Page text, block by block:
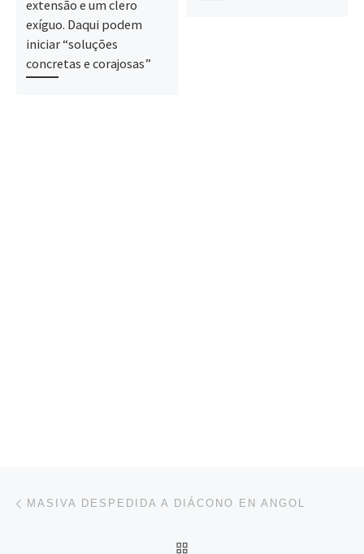
extensão e um clero
exíguo. Daqui podem
iniciar “soluções
concretas e corajosas”
Navegación de entradas
MASIVA DESPEDIDA A DIÁCONO EN ANGOL